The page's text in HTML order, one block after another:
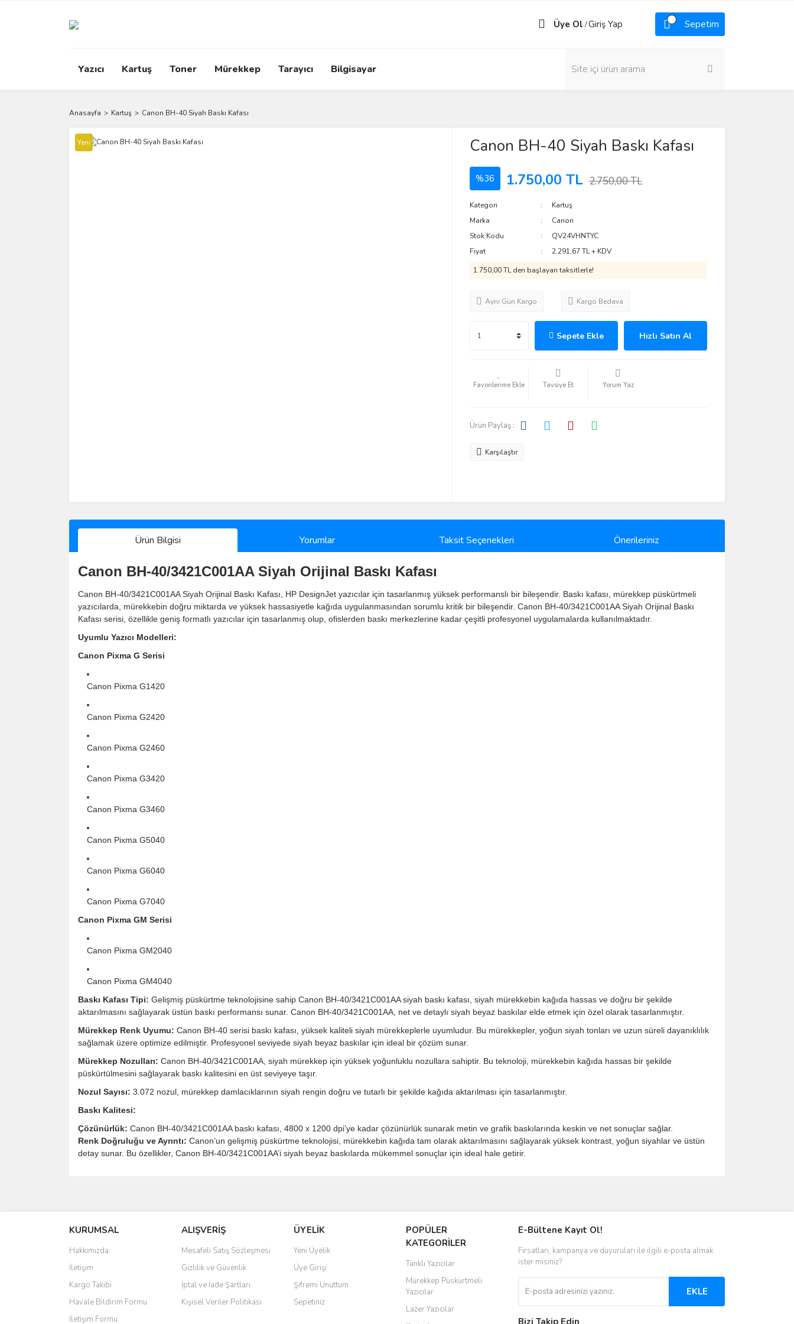
Üye Ol /Giriş Yap Sepetim
Yazıcı Kartuş Toner Mürekkep Tarayıcı Bilgisayar
Anasayfa Kartuş Canon BH-40 Siyah Baskı Kafası
Yeni Canon BH-40 Siyah Baskı Kafası
%36 1.750,00 TL 2.750,00 TL
Kategori
Kartuş
Marka
Canon
Stok Kodu
QV24VHNTYC
Fiyat
2.291,67 TL + KDV
1.750,00 TL den başlayan taksitlerle!
Aynı Gün Kargo Kargo Bedava
Sepete Ekle Hızlı Satın Al
Tavsiye Et Yorum Yaz
Ürün Paylaş :
Karşılaştır
Ürün Bilgisi Yorumlar Taksit Seçenekleri Önerileriniz
Canon BH-40/3421C001AA Siyah Orijinal Baskı Kafası
Canon BH-40/3421C001AA Siyah Orijinal Baskı Kafası, HP DesignJet yazıcılar için tasarlanmış yüksek performanslı bir bileşendir. Baskı kafası, mürekkep püskürtmeli
yazıcılarda, mürekkebin doğru miktarda ve yüksek hassasiyetle kağıda uygulanmasından sorumlu kritik bir bileşendir. Canon BH-40/3421C001AA Siyah Orijinal Baskı
Kafası serisi, özellikle geniş formatlı yazıcılar için tasarlanmış olup, ofislerden baskı merkezlerine kadar çeşitli profesyonel uygulamalarda kullanılmaktadır.
Uyumlu Yazıcı Modelleri:
Canon Pixma G Serisi
Canon Pixma G1420
Canon Pixma G2420
Canon Pixma G2460
Canon Pixma G3420
Canon Pixma G3460
Canon Pixma G5040
Canon Pixma G6040
Canon Pixma G7040
Canon Pixma GM Serisi
Canon Pixma GM2040
Canon Pixma GM4040
Baskı Kafası Tipi: Gelişmiş püskürtme teknolojisine sahip Canon BH-40/3421C001AA siyah baskı kafası, siyah mürekkebin kağıda hassas ve doğru bir şekilde
aktarılmasını sağlayarak üstün baskı performansı sunar. Canon BH-40/3421C001AA, net ve detaylı siyah beyaz baskılar elde etmek için özel olarak tasarlanmıştır.
Mürekkep Renk Uyumu: Canon BH-40 serisi baskı kafası, yüksek kaliteli siyah mürekkeplerle uyumludur. Bu mürekkepler, yoğun siyah tonları ve uzun süreli dayanıklılık
sağlamak üzere optimize edilmiştir. Profesyonel seviyede siyah beyaz baskılar için ideal bir çözüm sunar.
Mürekkep Nozulları: Canon BH-40/3421C001AA, siyah mürekkep için yüksek yoğunluklu nozullara sahiptir. Bu teknoloji, mürekkebin kağıda hassas bir şekilde
püskürtülmesini sağlayarak baskı kalitesini en üst seviyeye taşır.
Nozul Sayısı: 3.072 nozul, mürekkep damlacıklarının siyah rengin doğru ve tutarlı bir şekilde kağıda aktarılması için tasarlanmıştır.
Baskı Kalitesi:
Çözünürlük: Canon BH-40/3421C001AA baskı kafası, 4800 x 1200 dpi’ye kadar çözünürlük sunarak metin ve grafik baskılarında keskin ve net sonuçlar sağlar.
Renk Doğruluğu ve Ayrıntı: Canon’un gelişmiş püskürtme teknolojisi, mürekkebin kağıda tam olarak aktarılmasını sağlayarak yüksek kontrast, yoğun siyahlar ve üstün
detay sunar. Bu özellikler, Canon BH-40/3421C001AA’i siyah beyaz baskılarda mükemmel sonuçlar için ideal hale getirir.
Yorum Yaz
Ürün resmi kalitesiz, bozuk veya görüntülenemiyor.
Ürün açıklamasında eksik bilgiler bulunuyor.
Ürün bilgilerinde hatalar bulunuyor.
Ürün fiyatı diğer sitelerden daha pahalı.
Bu ürüne benzer farklı alternatifler olmalı.
KURUMSAL
Hakkımızda
İletişim
Kargo Takibi
Havale Bildirim Formu
İletişim Formu
ALIŞVERİŞ
Mesafeli Satış Sözleşmesi
Gizlilik ve Güvenlik
İptal ve İade Şartları
Kişisel Veriler Politikası
ÜYELİK
Yeni Üyelik
Üye Girişi
Şifremi Unuttum
Sepetiniz
POPÜLER
KATEGORİLER
Tanklı Yazıcılar
Mürekkep Püskürtmeli
Yazıcılar
Lazer Yazıcılar
E-Bültene Kayıt Ol!
Fırsatları, kampanya ve duyuruları ile ilgili e-posta almak
ister misiniz?
EKLE
Bizi Takip Edin